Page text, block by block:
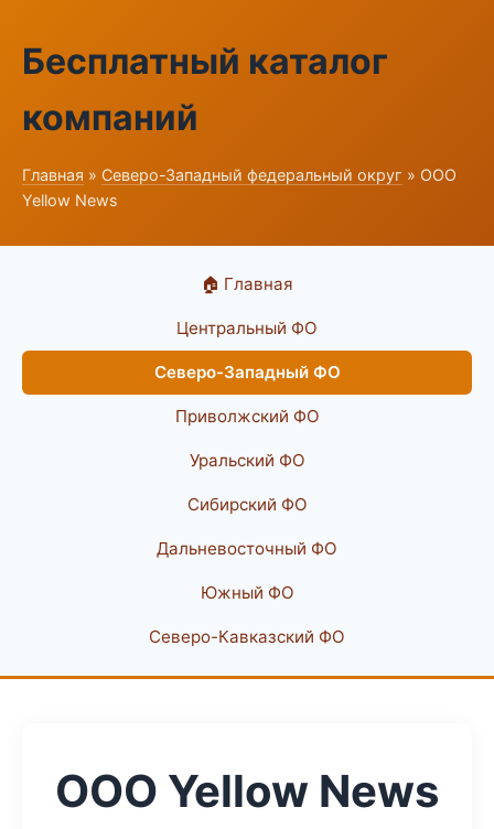
Бесплатный каталог
компаний
Главная » Северо-Западный федеральный округ » ООО
Yellow News
🏠 Главная
Центральный ФО
Северо-Западный ФО
Приволжский ФО
Уральский ФО
Сибирский ФО
Дальневосточный ФО
Южный ФО
Северо-Кавказский ФО
ООО Yellow News